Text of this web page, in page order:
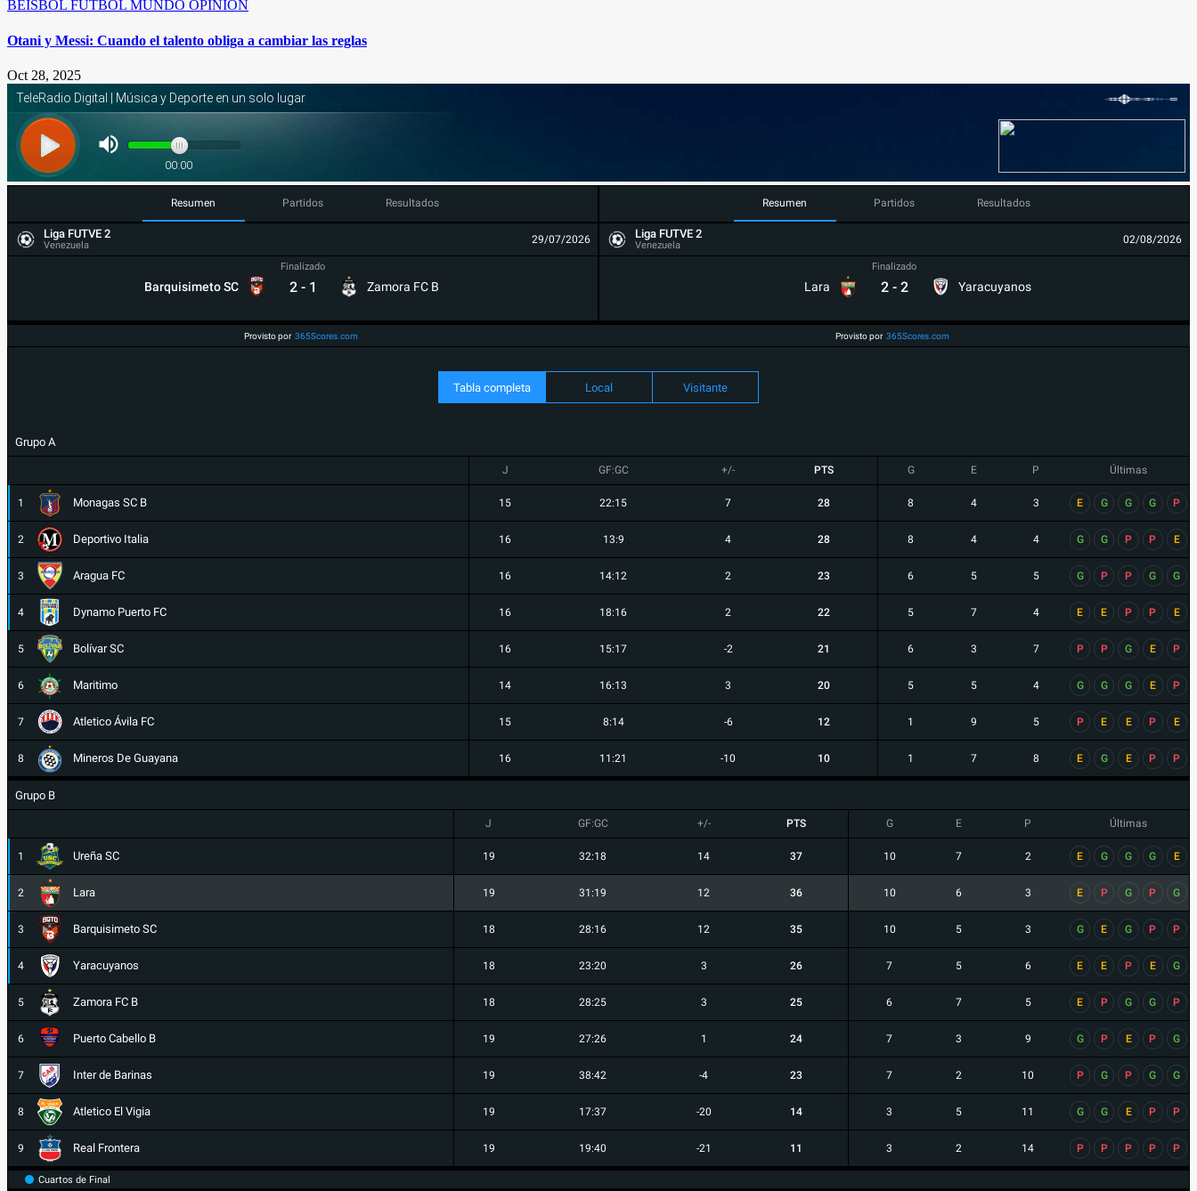
BEISBOL FUTBOL MUNDO OPINIÓN
Otani y Messi: Cuando el talento obliga a cambiar las reglas
Oct 28, 2025
Resumen Partidos Resultados
Liga FUTVE 2
Venezuela 29/07/2026
Barquisimeto SC
Finalizado
2 - 1 Zamora FC B
Provisto por 365Scores.com
Resumen Partidos Resultados
Liga FUTVE 2
Venezuela 02/08/2026
Lara
Finalizado
2 - 2 Yaracuyanos
Provisto por 365Scores.com
Tabla completa Local Visitante
Grupo A
J GF:GC +/- PTS G E P Últimas
1 Monagas SC B 15 22:15 7 28 8 4 3 E G G G P
2 Deportivo Italia 16 13:9 4 28 8 4 4 G G P P E
3 Aragua FC 16 14:12 2 23 6 5 5 G P P G G
4 Dynamo Puerto FC 16 18:16 2 22 5 7 4 E E P P E
5 Bolívar SC 16 15:17 -2 21 6 3 7 P P G E P
6 Maritimo 14 16:13 3 20 5 5 4 G G G E P
7 Atletico Ávila FC 15 8:14 -6 12 1 9 5 P E E P E
8 Mineros De Guayana 16 11:21 -10 10 1 7 8 E G E P P
Grupo B
J GF:GC +/- PTS G E P Últimas
1 Ureña SC 19 32:18 14 37 10 7 2 E G G G E
2 Lara 19 31:19 12 36 10 6 3 E P G P G
3 Barquisimeto SC 18 28:16 12 35 10 5 3 G E G P P
4 Yaracuyanos 18 23:20 3 26 7 5 6 E E P E G
5 Zamora FC B 18 28:25 3 25 6 7 5 E P G G P
6 Puerto Cabello B 19 27:26 1 24 7 3 9 G P E P G
7 Inter de Barinas 19 38:42 -4 23 7 2 10 P G P G G
8 Atletico El Vigia 19 17:37 -20 14 3 5 11 G G E P P
9 Real Frontera 19 19:40 -21 11 3 2 14 P P P P P
Cuartos de Final